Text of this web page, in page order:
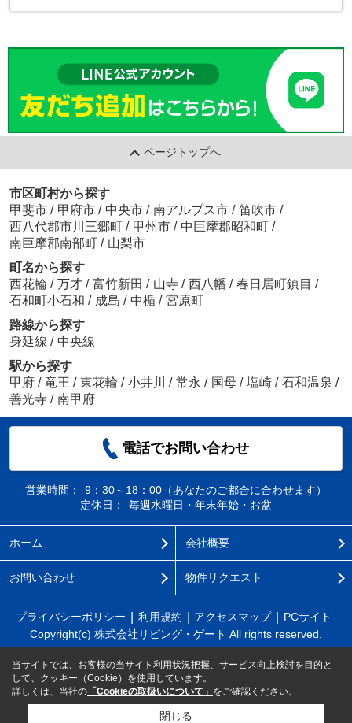
ページトップへ
市区町村から探す
甲斐市 / 甲府市 / 中央市 / 南アルプス市 / 笛吹市 /
西八代郡市川三郷町 / 甲州市 / 中巨摩郡昭和町 /
南巨摩郡南部町 / 山梨市
町名から探す
西花輪 / 万才 / 富竹新田 / 山寺 / 西八幡 / 春日居町鎮目 /
石和町小石和 / 成島 / 中楯 / 宮原町
路線から探す
身延線 / 中央線
駅から探す
甲府 / 竜王 / 東花輪 / 小井川 / 常永 / 国母 / 塩崎 / 石和温泉 /
善光寺 / 南甲府
電話でお問い合わせ
営業時間：
9：30～18：00（あなたのご都合に合わせます）
定休日：
毎週水曜日・年末年始・お盆
ホーム 会社概要
お問い合わせ 物件リクエスト
プライバシーポリシー 利用規約 アクセスマップ
PCサイト
Copyright(c) 株式会社リビング・ゲート All rights reserved.
当サイトでは、お客様の当サイト利用状況把握、サービス向上検討を目的と
して、クッキー（Cookie）を使用しています。
詳しくは、当社の 「Cookieの取扱いについて」 をご確認ください。
閉じる